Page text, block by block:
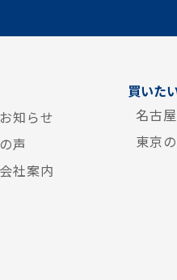
知らせ
声
社案内
買いた
名古
東京